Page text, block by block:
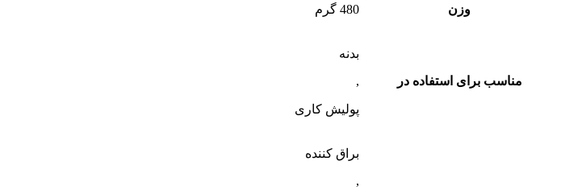
وزن 480 گرم
مناسب برای استفاده در
بدنه
,
پولیش کاری
براق کننده
,